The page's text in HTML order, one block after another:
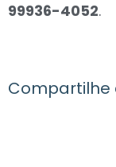
99936-4052.
Compartilhe